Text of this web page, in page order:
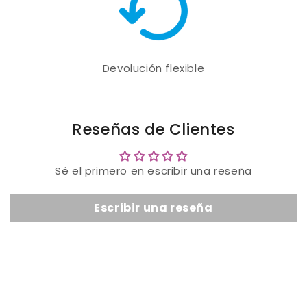
Devolución flexible
Reseñas de Clientes
Sé el primero en escribir una reseña
Escribir una reseña